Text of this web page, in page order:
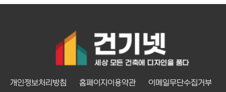
개인정보처리방침 홈페이지이용약관 이메일무단수집거부